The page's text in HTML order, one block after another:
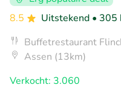
8.5
Uitstekend • 305
Buffetrestaurant
Assen (13km)
Verkocht: 3.060